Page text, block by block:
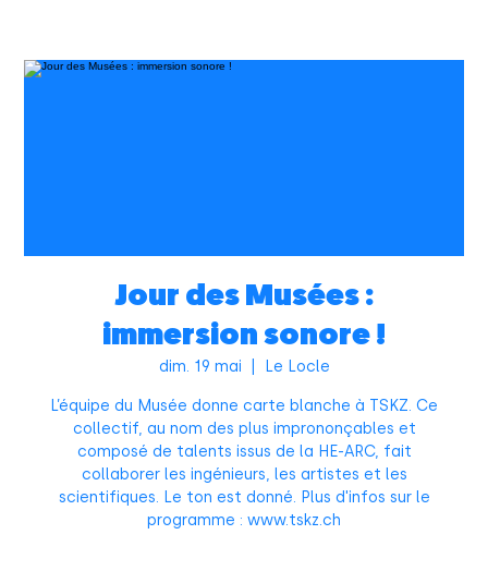
Jour des Musées :
immersion sonore !
dim. 19 mai Le Locle
L’équipe du Musée donne carte blanche à TSKZ. Ce
collectif, au nom des plus imprononçables et
composé de talents issus de la HE-ARC, fait
collaborer les ingénieurs, les artistes et les
scientifiques. Le ton est donné. Plus d'infos sur le
programme : www.tskz.ch